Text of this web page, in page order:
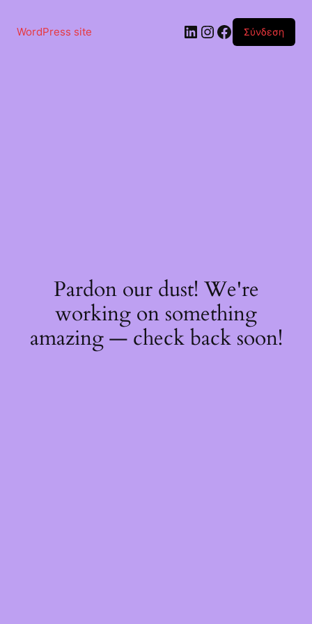
περιεχόμενο
WordPress site Linkedin
Instagram
Facebook
Σύνδεση
Pardon our dust! We're
working on something
amazing — check back soon!